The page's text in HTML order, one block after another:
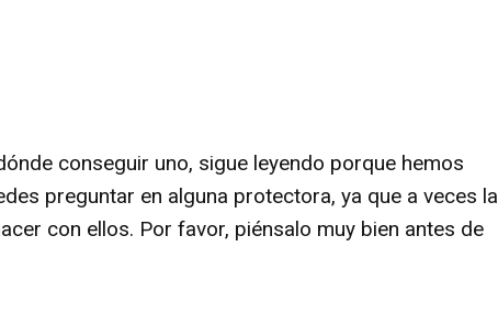
conseguir uno, sigue leyendo porque hemos
preguntar en alguna protectora, ya que a veces la
con ellos. Por favor, piénsalo muy bien antes de